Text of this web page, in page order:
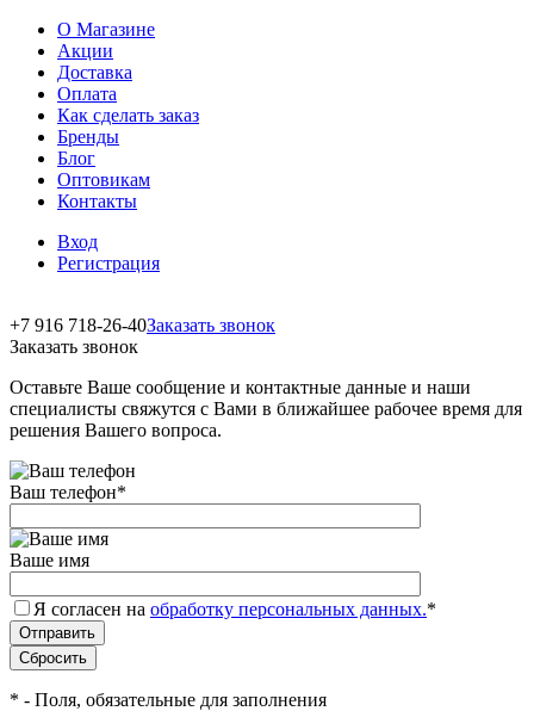
О Магазине
Акции
Доставка
Оплата
Как сделать заказ
Бренды
Блог
Оптовикам
Контакты
Вход
Регистрация
+7 916 718-26-40Заказать звонок
Заказать звонок
Оставьте Ваше сообщение и контактные данные и наши
специалисты свяжутся с Вами в ближайшее рабочее время для
решения Вашего вопроса.
Ваш телефон*
Ваше имя
Я согласен на обработку персональных данных.*
* - Поля, обязательные для заполнения